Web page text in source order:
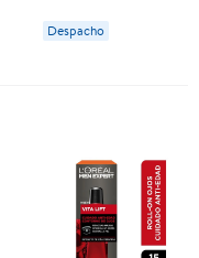
Despacho